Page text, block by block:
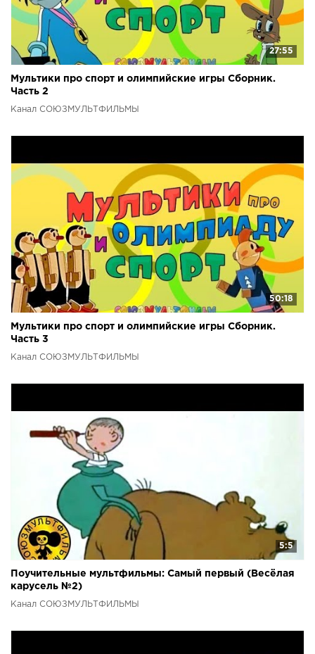
27:55
Мультики про спорт и олимпийские игры Сборник.
Часть 2
Канал СОЮЗМУЛЬТФИЛЬМЫ
50:18
Мультики про спорт и олимпийские игры Сборник.
Часть 3
Канал СОЮЗМУЛЬТФИЛЬМЫ
5:5
Поучительные мультфильмы: Самый первый (Весёлая
карусель №2)
Канал СОЮЗМУЛЬТФИЛЬМЫ